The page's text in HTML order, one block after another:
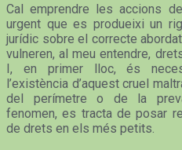
Cal emprendre les accions
urgent que es produeixi un
jurídic sobre el correcte
vulneren, al meu entendre,
I, en primer lloc, és
l’existència d’aquest cruel
del perímetre o de la
fenomen, es tracta de posar
de drets en els més petits.